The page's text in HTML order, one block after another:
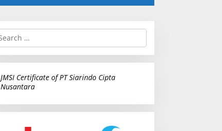
JMSI Certificate of PT Siarindo Cipta
Nusantara